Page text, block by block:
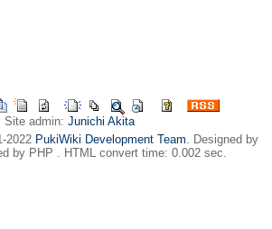
Site admin: Junichi Akita
2022 PukiWiki Development Team. Designed by
by PHP . HTML convert time: 0.002 sec.